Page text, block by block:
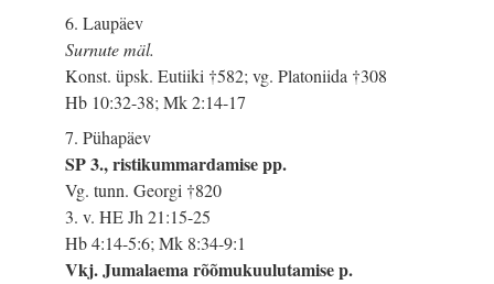
6. Laupäev
Surnute mäl.
Konst. üpsk. Eutiiki †582; vg. Platoniida †308
Hb 10:32-38; Mk 2:14-17
7. Pühapäev
SP 3., ristikummardamise pp.
Vg. tunn. Georgi †820
3. v. HE Jh 21:15-25
Hb 4:14-5:6; Mk 8:34-9:1
Vkj. Jumalaema rõõmukuulutamise p.